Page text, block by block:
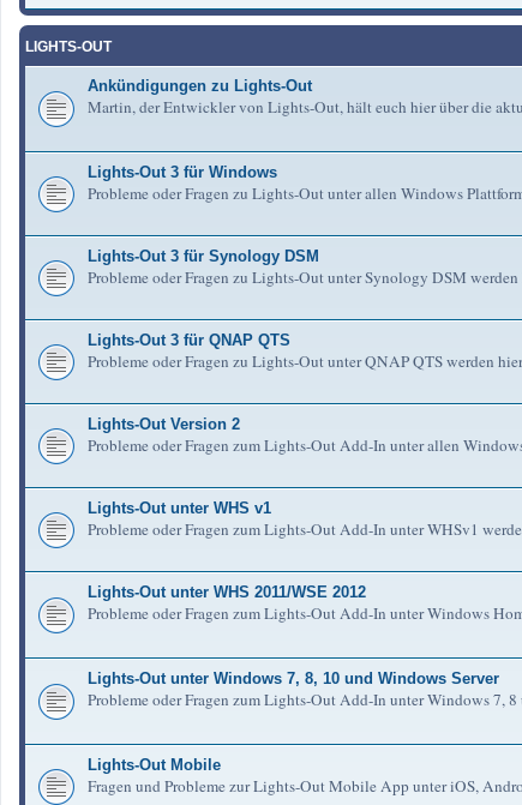
LIGHTS-OUT
Ankündigungen zu Lights-Out
Martin, der Entwickler von Lights-Out, hält euch hier über die
Lights-Out 3 für Windows
Probleme oder Fragen zu Lights-Out unter allen Windows
Lights-Out 3 für Synology DSM
Probleme oder Fragen zu Lights-Out unter Synology DSM
Lights-Out 3 für QNAP QTS
Probleme oder Fragen zu Lights-Out unter QNAP QTS werden
Lights-Out Version 2
Probleme oder Fragen zum Lights-Out Add-In unter allen
Lights-Out unter WHS v1
Probleme oder Fragen zum Lights-Out Add-In unter WHSv1
Lights-Out unter WHS 2011/WSE 2012
Probleme oder Fragen zum Lights-Out Add-In unter Windows
Lights-Out unter Windows 7, 8, 10 und Windows Server
Probleme oder Fragen zum Lights-Out Add-In unter Windows 7,
Lights-Out Mobile
Fragen und Probleme zur Lights-Out Mobile App unter iOS,